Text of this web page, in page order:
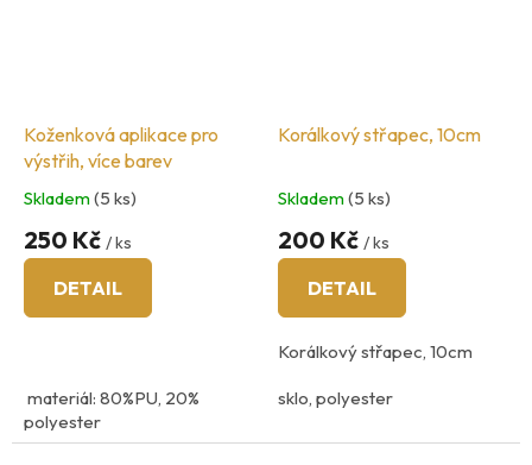
Koženková aplikace pro
výstřih, více barev
Skladem(5 ks)
250 Kč / ks
DETAIL
materiál: 80%PU, 20%
polyester
Korálkový střapec, 10cm
Skladem(5 ks)
200 Kč / ks
DETAIL
Korálkový střapec, 10cm
sklo, polyester